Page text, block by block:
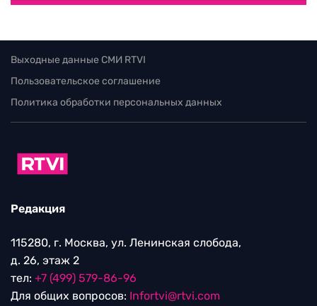
Выходные данные СМИ RTVI
Пользовательское соглашение
Политика обработки персональных данных
Редакция
115280, г. Москва, ул. Ленинская слобода,
д. 26, этаж 2
тел: +7 (499) 579-86-96
Для общих вопросов: Infortvi@rtvi.com